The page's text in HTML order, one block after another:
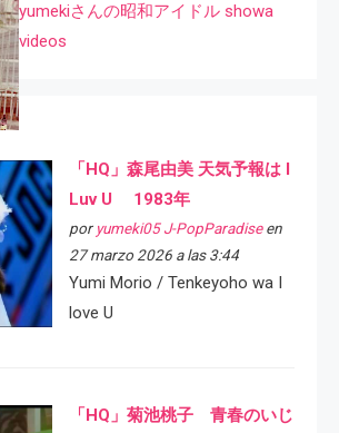
yumekiさんの昭和アイドル showa
videos
「HQ」森尾由美 天気予報は I
Luv U 1983年
por yumeki05 J-PopParadiseen
27 marzo 2026 a las 3:44
Yumi Morio / Tenkeyoho wa I
love U
「HQ」菊池桃子 青春のいじ